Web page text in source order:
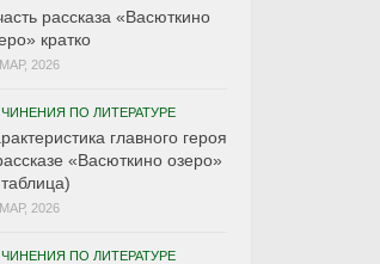
рассказа «Васюткино
кратко
2026
ПО ЛИТЕРАТУРЕ
главного героя
«Васюткино озеро»
2026
ПО ЛИТЕРАТУРЕ